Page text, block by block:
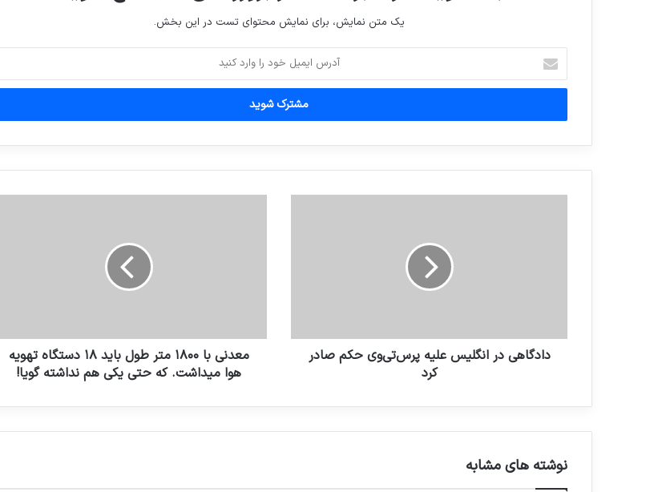
یک متن نمایش، برای نمایش محتوای تست در این بخش.
آدرس
ایمیل
خود
وارد
دادگاهی در انگلیس علیه پرس‌تی‌وی حکم صادر
کرد
معدني با ١٨٠٠ متر طول بايد ١٨ دستگاه تهويه
هوا ميداشت. كه حتي يكي هم نداشته گویا!
نوشته های مشابه